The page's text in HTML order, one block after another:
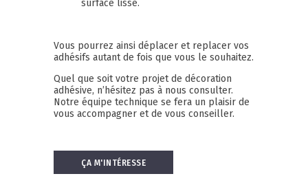
surface lisse.
Vous pourrez ainsi déplacer et replacer vos
adhésifs autant de fois que vous le souhaitez.
Quel que soit votre projet de décoration
adhésive, n’hésitez pas à nous consulter.
Notre équipe technique se fera un plaisir de
vous accompagner et de vous conseiller.
ÇA M'INTÉRESSE